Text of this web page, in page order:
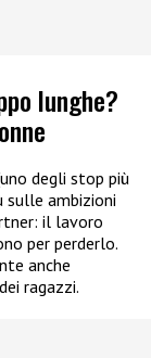
lunghe?
degli stop più
sulle ambizioni
il lavoro
per perderlo.
anche
ragazzi.